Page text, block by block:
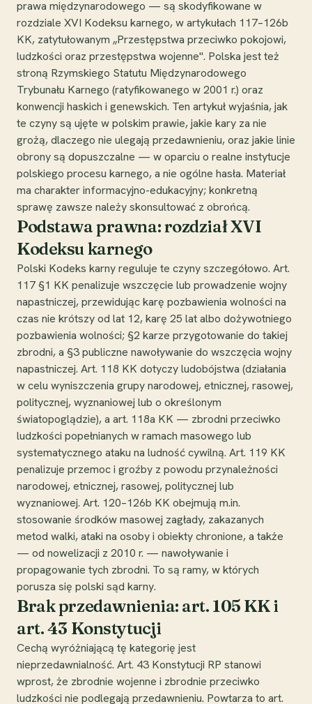
prawa międzynarodowego — są skodyfikowane w
rozdziale XVI Kodeksu karnego, w artykułach 117–126b
KK, zatytułowanym „Przestępstwa przeciwko pokojowi,
ludzkości oraz przestępstwa wojenne". Polska jest też
stroną Rzymskiego Statutu Międzynarodowego
Trybunału Karnego (ratyfikowanego w 2001 r.) oraz
konwencji haskich i genewskich. Ten artykuł wyjaśnia, jak
te czyny są ujęte w polskim prawie, jakie kary za nie
grożą, dlaczego nie ulegają przedawnieniu, oraz jakie linie
obrony są dopuszczalne — w oparciu o realne instytucje
polskiego procesu karnego, a nie ogólne hasła. Materiał
ma charakter informacyjno-edukacyjny; konkretną
sprawę zawsze należy skonsultować z obrońcą.
Podstawa prawna: rozdział XVI
Kodeksu karnego
Polski Kodeks karny reguluje te czyny szczegółowo. Art.
117 §1 KK penalizuje wszczęcie lub prowadzenie wojny
napastniczej, przewidując karę pozbawienia wolności na
czas nie krótszy od lat 12, karę 25 lat albo dożywotniego
pozbawienia wolności; §2 karze przygotowanie do takiej
zbrodni, a §3 publiczne nawoływanie do wszczęcia wojny
napastniczej. Art. 118 KK dotyczy ludobójstwa (działania
w celu wyniszczenia grupy narodowej, etnicznej, rasowej,
politycznej, wyznaniowej lub o określonym
światopoglądzie), a art. 118a KK — zbrodni przeciwko
ludzkości popełnianych w ramach masowego lub
systematycznego ataku na ludność cywilną. Art. 119 KK
penalizuje przemoc i groźby z powodu przynależności
narodowej, etnicznej, rasowej, politycznej lub
wyznaniowej. Art. 120–126b KK obejmują m.in.
stosowanie środków masowej zagłady, zakazanych
metod walki, ataki na osoby i obiekty chronione, a także
— od nowelizacji z 2010 r. — nawoływanie i
propagowanie tych zbrodni. To są ramy, w których
porusza się polski sąd karny.
Brak przedawnienia: art. 105 KK i
art. 43 Konstytucji
Cechą wyróżniającą tę kategorię jest
nieprzedawnialność. Art. 43 Konstytucji RP stanowi
wprost, że zbrodnie wojenne i zbrodnie przeciwko
ludzkości nie podlegają przedawnieniu. Powtarza to art.